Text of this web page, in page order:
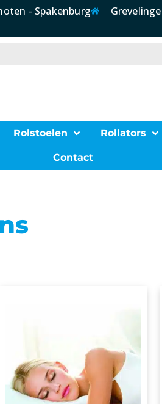
- Spakenburg
Rolstoelen Rollators
Contact